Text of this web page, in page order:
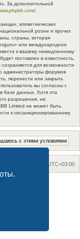
За дополнительной
клеветнических
розни и прочих
страны, которая
или международное
к вашему немедленному
поставлен в известность,
для возможности
администраторы форумов
перенести или закрыть
вы согласны с
базе данных. Хотя эта
разрешения, ни
Limited не может быть
к несанкционированному
UTC+03:00